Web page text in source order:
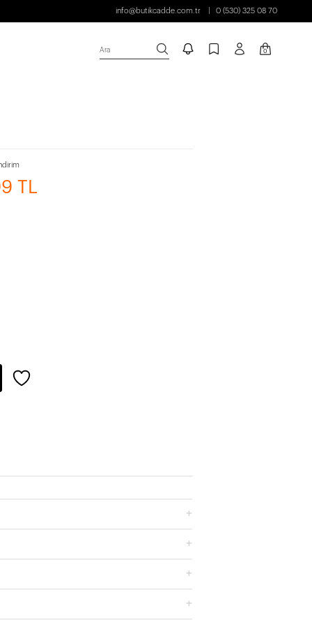
info@butikcadde.com.tr 0 (530) 325 08 70
Ara 0
TL